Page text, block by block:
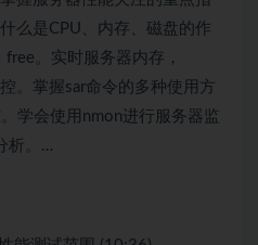
么是CPU、内存、磁盘的作
。实时服务器内存，
。掌握sar命令的多种使用方
学会使用nmon进行服务器监
析。…